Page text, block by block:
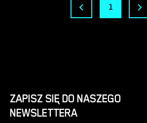
1
ZAPISZ SIĘ DO NASZEGO
NEWSLETTERA